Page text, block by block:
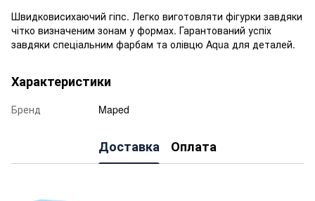
Швидковисихаючий гіпс. Легко виготовляти фігурки завдяки
чітко визначеним зонам у формах. Гарантований успіх
завдяки спеціальним фарбам та олівцю Aqua для деталей.
Характеристики
Бренд Maped
Доставка Оплата